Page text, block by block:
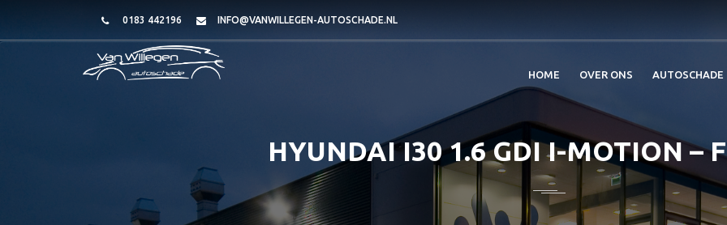
0183 442196 INFO@VANWILLEGEN-AUTOSCHADE.NL
HOME OVER ONS AUTOSCHADE
HYUNDAI I30 1.6 GDI I-MOTION –